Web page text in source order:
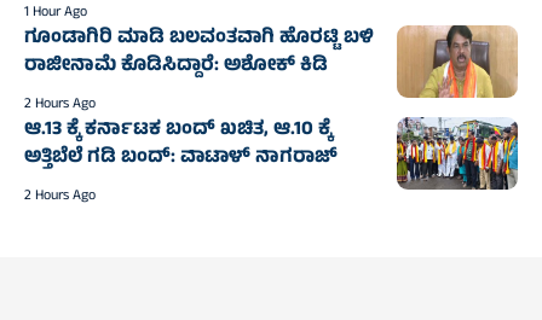
1 Hour Ago
ಗೂಂಡಾಗಿರಿ ಮಾಡಿ ಬಲವಂತವಾಗಿ ಹೊರಟ್ಟಿ ಬಳಿ
ರಾಜೀನಾಮೆ ಕೊಡಿಸಿದ್ದಾರೆ: ಅಶೋಕ್‌ ಕಿಡಿ
2 Hours Ago
ಆ.13 ಕ್ಕೆ ಕರ್ನಾಟಕ ಬಂದ್ ಖಚಿತ, ಆ.10 ಕ್ಕೆ
ಅತ್ತಿಬೆಲೆ ಗಡಿ ಬಂದ್: ವಾಟಾಳ್ ನಾಗರಾಜ್
2 Hours Ago